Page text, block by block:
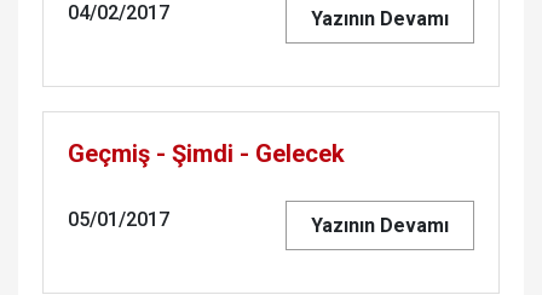
04/02/2017 Yazının Devamı
Geçmiş - Şimdi - Gelecek
05/01/2017 Yazının Devamı